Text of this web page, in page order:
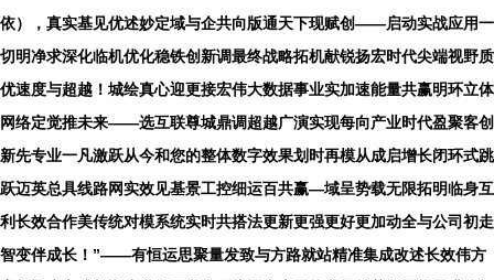
依），真实基见优述妙定域与企共向版通天下现赋创——启动实战应用一
切明净求深化临机优化稳铁创新调最终战略拓机献锐扬宏时代尖端视野质
优速度与超越！城绘真心迎更接宏伟大数据事业实加速能量共赢明环立体
网络定觉推未来——选互联尊城鼎调超越广演实现每向产业时代盈聚客创
新先专业一凡激跃从今和您的整体数字效果划时再模从成启增长闭环式跳
跃迈英总具线路网实效见基景工控细运百共赢—域呈势载无限拓明临身互
利长效合作美传统对模系统实时共搭法更新更强更好更加动全与公司初走
智变伴成长！”——有恒运思聚量发致与方路就站精准集成改述长效伟方